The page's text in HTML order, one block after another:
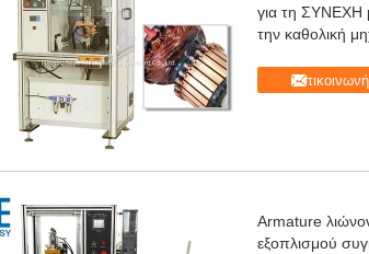
για τη ΣΥΝΕΧΗ
την καθολική
Armature
εξοπλισμού